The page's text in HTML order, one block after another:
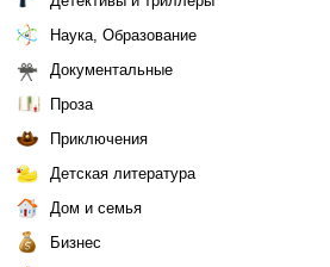
Наука, Образование
Документальные
Проза
Приключения
Детская литература
Дом и семья
Бизнес